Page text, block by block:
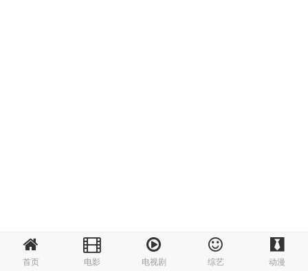
首页 电影 电视剧 综艺 动漫